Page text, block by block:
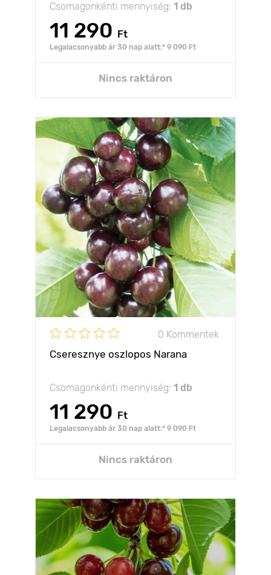
Csomagonkénti mennyiség: 1 db
11 290 Ft
Legalacsonyabb ár 30 nap alatt:* 9 090 Ft
Nincs raktáron
0 Kommentek
Cseresznye oszlopos Narana
Csomagonkénti mennyiség: 1 db
11 290 Ft
Legalacsonyabb ár 30 nap alatt:* 9 090 Ft
Nincs raktáron